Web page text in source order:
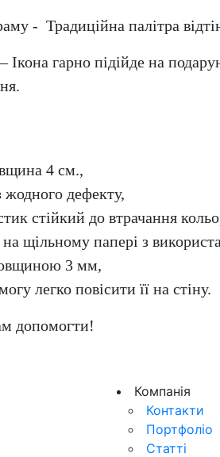
- Традиційна палітра
гарно підійде на
4 см.,
жодного дефекту,
стійкий до втрачання
щільному папері з
3 мм,
легко повісити її на стіну.
допомогти!
Компанія
Контакти
Портфоліо
Статті